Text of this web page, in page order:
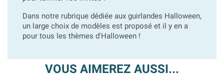
Dans notre rubrique dédiée aux guirlandes Halloween,
un large choix de modèles est proposé et il y en a
pour tous les thèmes d'Halloween !
VOUS AIMEREZ AUSSI...